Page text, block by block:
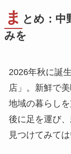
ま とめ：中
みを
2026年秋に誕
店」。新鮮で
地域の暮らし
後に足を運び
見つけてみて